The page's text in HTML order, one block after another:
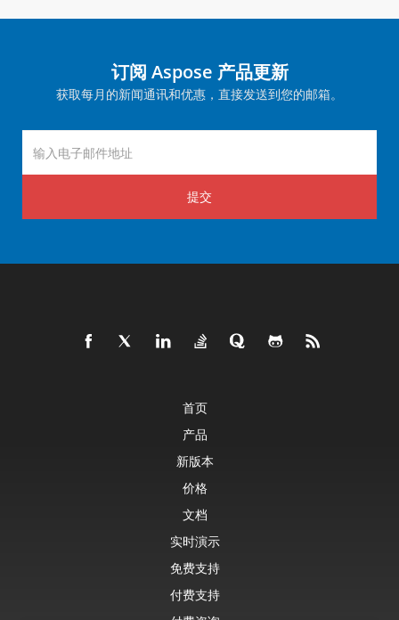
订阅 Aspose 产品更新
获取每月的新闻通讯和优惠，直接发送到您的邮箱。
提交
首页
产品
新版本
价格
文档
实时演示
免费支持
付费支持